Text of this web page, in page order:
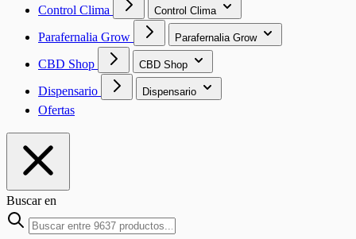
Control Clima Control Clima
Parafernalia Grow Parafernalia Grow
CBD Shop CBD Shop
Dispensario Dispensario
Ofertas
Buscar en